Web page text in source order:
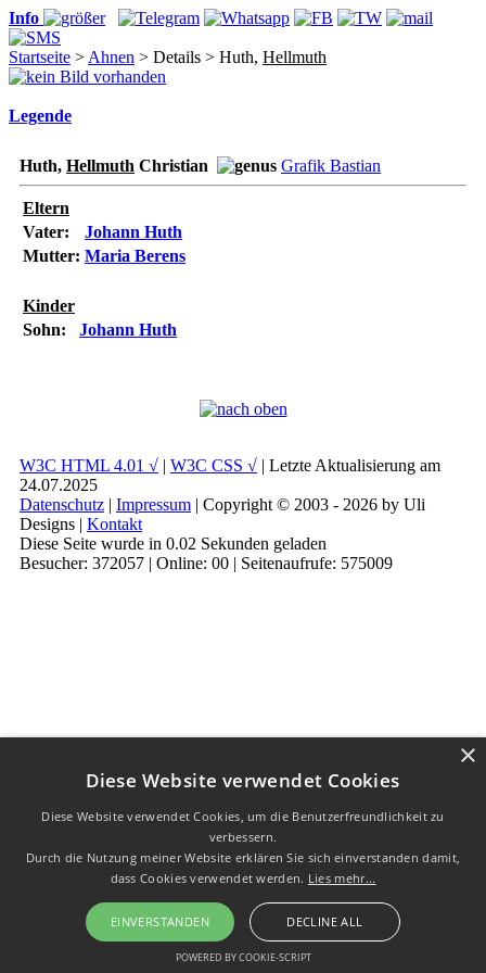
Info
Startseite > Ahnen > Details > Huth, Hellmuth
Legende
Huth, Hellmuth Christian Grafik Bastian
Eltern
Vater:
Johann Huth
Mutter: Maria Berens
Kinder
Sohn:
Johann Huth
W3C HTML 4.01 √ | W3C CSS √ | Letzte Aktualisierung am
24.07.2025
Datenschutz | Impressum | Copyright © 2003 - 2026 by Uli
Designs | Kontakt
Diese Seite wurde in 0.02 Sekunden geladen
Besucher: 372057 | Online: 00 | Seitenaufrufe: 575009
Diese Website verwendet Cookies
Diese Website verwendet Cookies, um die Benutzerfreundlichkeit zu
verbessern.
Durch die Nutzung meiner Website erklären Sie sich einverstanden damit,
dass Cookies verwendet werden. Lies mehr...
EINVERSTANDEN DECLINE ALL
POWERED BY COOKIE-SCRIPT
×